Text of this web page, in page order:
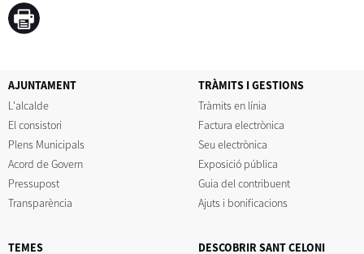
AJUNTAMENT
L'alcalde
El consistori
Plens Municipals
Acord de Govern
Pressupost
Transparència
TRÀMITS I GESTIONS
Tràmits en línia
Factura electrònica
Seu electrònica
Exposició pública
Guia del contribuent
Ajuts i bonificacions
TEMES
DESCOBRIR SANT CELONI